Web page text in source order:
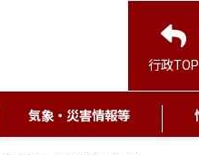
行政TOP
気象・災害情報等